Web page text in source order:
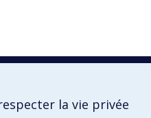
la vie privée